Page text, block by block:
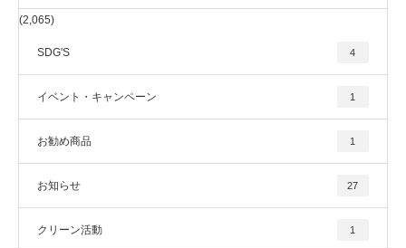
(2,065)
SDG'S 4
イベント・キャンペーン 1
お勧め商品 1
お知らせ 27
クリーン活動 1